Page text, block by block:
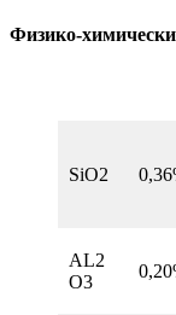
Физико-
SiO2
AL2
O3